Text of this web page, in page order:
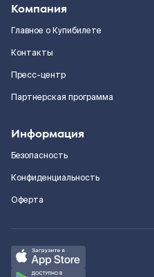
Компания
Главное о Купибилете
Контакты
Пресс-центр
Партнерская программа
Информация
Безопасность
Конфиденциальность
Оферта